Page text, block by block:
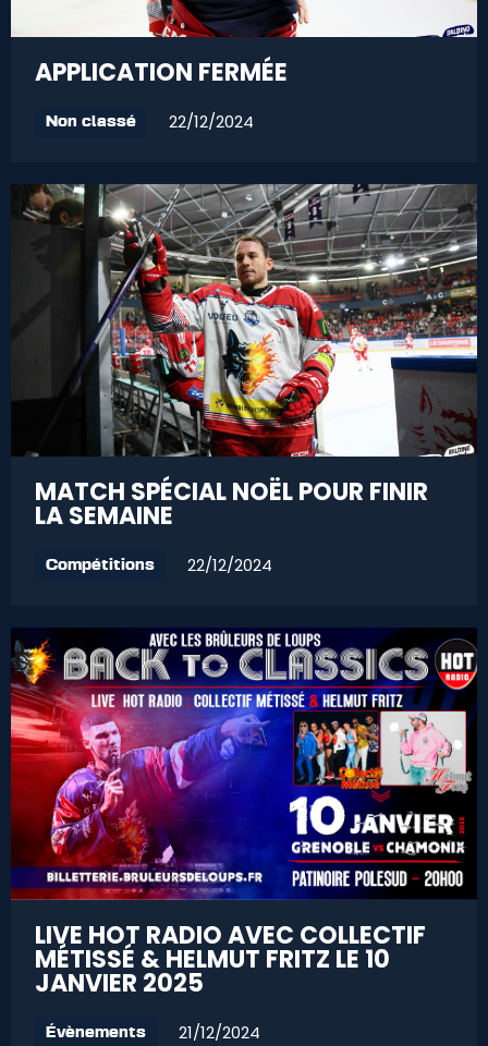
APPLICATION FERMÉE
Non classé 22/12/2024
MATCH SPÉCIAL NOËL POUR FINIR
LA SEMAINE
Compétitions 22/12/2024
LIVE HOT RADIO AVEC COLLECTIF
MÉTISSÉ & HELMUT FRITZ LE 10
JANVIER 2025
Évènements 21/12/2024